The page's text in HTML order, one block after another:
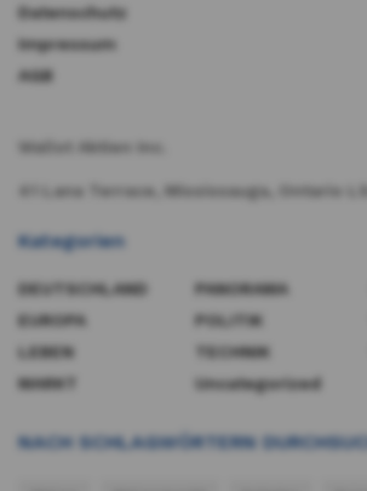
Datenschutz
Impressum
AGB
Wallst Aktien Inc.
41 Lana Terrace, Mississauga, Ontario
Kategorien
DEUTSCHLAND
EUROPA
LEBEN
MARKT
PANORAMA
POLITIK
TECHNIK
Uncategorized
NACH SCHLAGWÖRTERN